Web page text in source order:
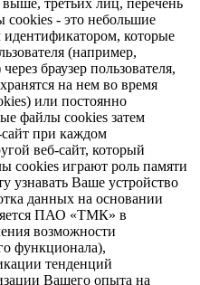
третьих лиц, перечень
- это небольшие
которые
(например,
браузер пользователя,
на нем во время
или постоянно
файлы cookies затем
при каждом
веб-сайт, который
cookies играют роль памяти
узнавать Ваше устройство
данных на основании
ПАО «ТМК» в
возможности
функционала),
тенденций
Вашего опыта на